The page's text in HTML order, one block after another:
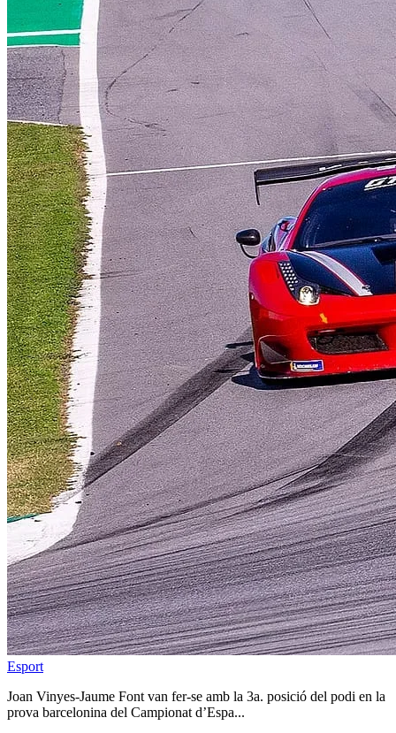
Esport
Joan Vinyes-Jaume Font van fer-se amb la 3a. posició del podi en la
prova barcelonina del Campionat d’Espa...